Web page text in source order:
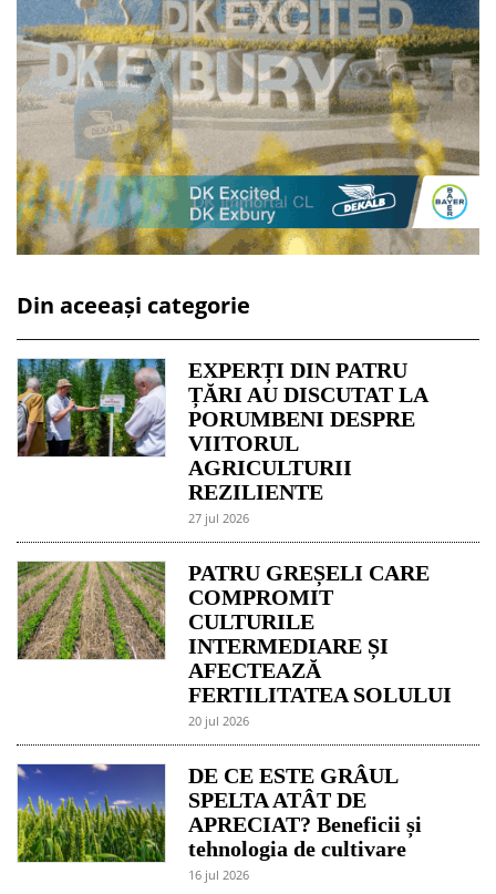
Din aceeași categorie
EXPERȚI DIN PATRU
ȚĂRI AU DISCUTAT LA
PORUMBENI DESPRE
VIITORUL
AGRICULTURII
REZILIENTE
27 jul 2026
PATRU GREȘELI CARE
COMPROMIT
CULTURILE
INTERMEDIARE ȘI
AFECTEAZĂ
FERTILITATEA SOLULUI
20 jul 2026
DE CE ESTE GRÂUL
SPELTA ATÂT DE
APRECIAT? Beneficii și
tehnologia de cultivare
16 jul 2026